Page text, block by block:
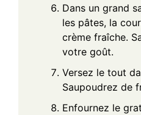
Dans un grand
les pâtes, la
crème fraîche.
votre goût.
Versez le tout
Saupoudrez de
Enfournez le